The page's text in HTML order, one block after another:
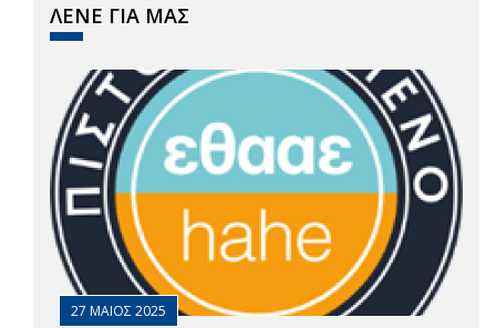
ΛΕΝΕ ΓΙΑ ΜΑΣ
27 ΜΑΙΟΣ 2025